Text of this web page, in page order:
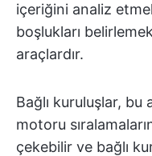
içeriğini analiz
boşlukları
araçlardır.
Bağlı kuruluşlar, bu
motoru
çekebilir ve bağlı